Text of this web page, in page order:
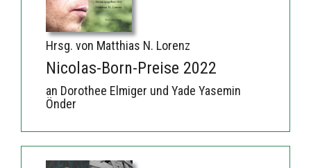
Hrsg. von Matthias N. Lorenz
Nicolas-Born-Preise 2022
an Dorothee Elmiger und Yade Yasemin
Önder